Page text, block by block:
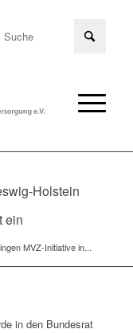
Holstein
ein
MVZ-Initiative in...
in den Bundesrat